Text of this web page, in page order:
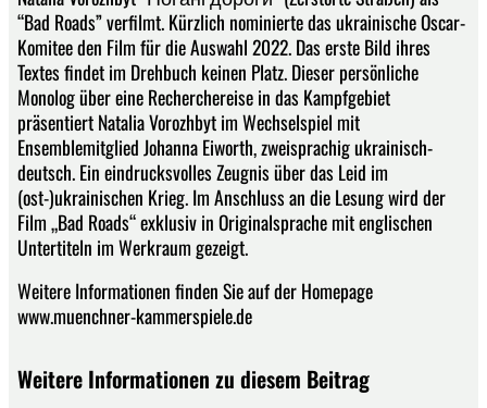
“Bad Roads” verfilmt. Kürzlich nominierte das ukrainische Oscar-
Komitee den Film für die Auswahl 2022. Das erste Bild ihres
Textes findet im Drehbuch keinen Platz. Dieser persönliche
Monolog über eine Recherchereise in das Kampfgebiet
präsentiert Natalia Vorozhbyt im Wechselspiel mit
Ensemblemitglied Johanna Eiworth, zweisprachig ukrainisch-
deutsch. Ein eindrucksvolles Zeugnis über das Leid im
(ost-)ukrainischen Krieg. Im Anschluss an die Lesung wird der
Film „Bad Roads“ exklusiv in Originalsprache mit englischen
Untertiteln im Werkraum gezeigt.
Weitere Informationen finden Sie auf der Homepage
www.muenchner-kammerspiele.de
Weitere Informationen zu diesem Beitrag